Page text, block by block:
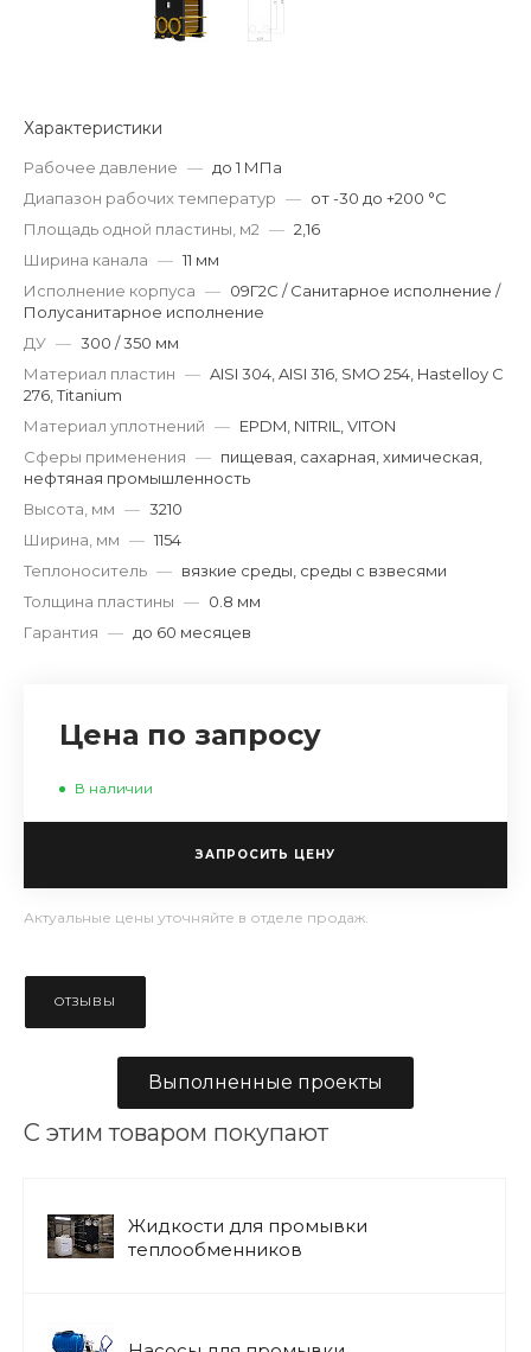
Характеристики
Рабочее давление — до 1 МПа
Диапазон рабочих температур — от -30 до +200 °С
Площадь одной пластины, м2 — 2,16
Ширина канала — 11 мм
Исполнение корпуса — 09Г2С / Санитарное исполнение /
Полусанитарное исполнение
ДУ — 300 / 350 мм
Материал пластин — AISI 304, AISI 316, SMO 254, Hastelloy C
276, Titanium
Материал уплотнений — EPDM, NITRIL, VITON
Сферы применения — пищевая, сахарная, химическая,
нефтяная промышленность
Высота, мм — 3210
Ширина, мм — 1154
Теплоноситель — вязкие среды, среды с взвесями
Толщина пластины — 0.8 мм
Гарантия — до 60 месяцев
Цена по запросу
В наличии
ЗАПРОСИТЬ ЦЕНУ
Актуальные цены уточняйте в отделе продаж.
ОТЗЫВЫ
Выполненные проекты
С этим товаром покупают
Жидкости для промывки
теплообменников